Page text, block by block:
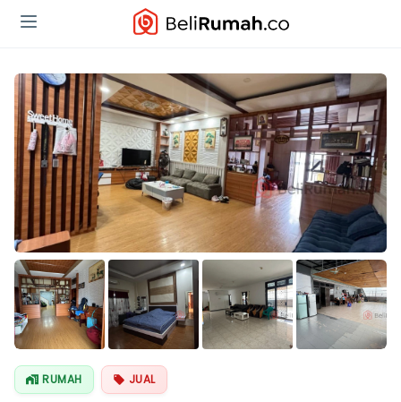
RUMAH JUAL